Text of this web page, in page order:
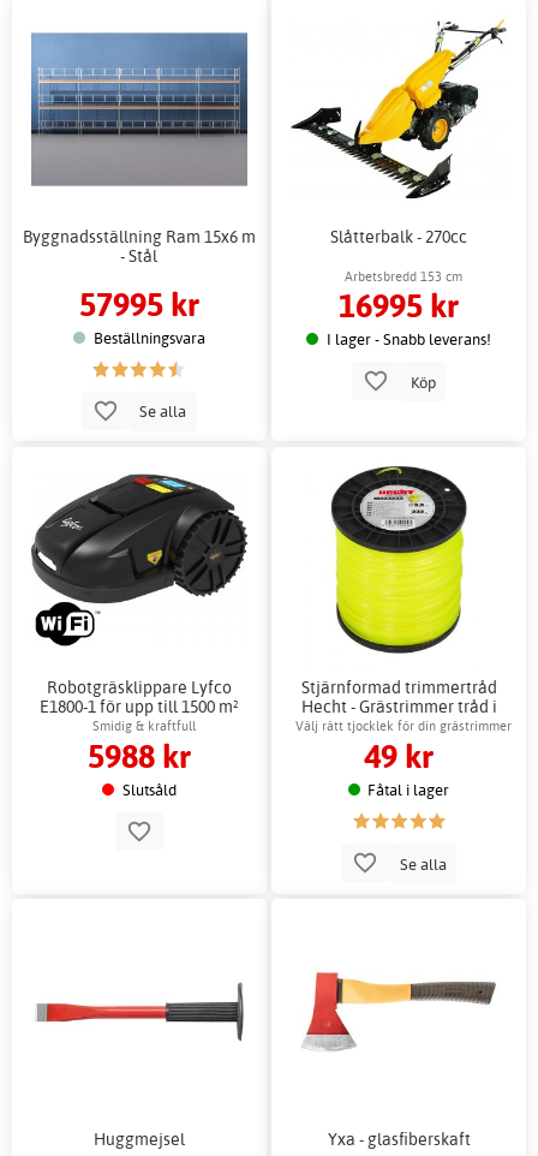
Byggnadsställning Ram 15x6 m
- Stål
57995 kr
Beställningsvara
Se alla
Slåtterbalk - 270cc
Arbetsbredd 153 cm
16995 kr
I lager - Snabb leverans!
Köp
Robotgräsklippare Lyfco
E1800-1 för upp till 1500 m²
Smidig & kraftfull
5988 kr
Slutsåld
Stjärnformad trimmertråd
Hecht - Grästrimmer tråd i
flera längder
Välj rätt tjocklek för din grästrimmer
49 kr
Fåtal i lager
Se alla
Huggmejsel Yxa - glasfiberskaft